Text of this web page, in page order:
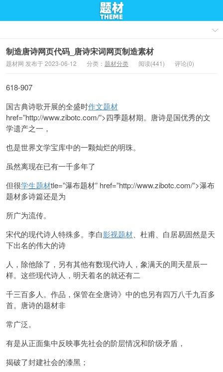
制造唐诗网页代码_唐诗宋词网页制造素材
题材网 发布于 2023-06-12 分类： 题材分类 阅读(441) 评论(0)
618-907
国古典诗歌开展的全盛时作文题材
href=”http://www.zibotc.com/”>四季题材期。唐诗是国优秀的文
学遗产之一，
也是世界文学宝库中的一颗灿烂的明珠。
虽然离现在已有一千多年了
但很学生题材tle=”瀑布题材” href=”http://www.zibotc.com/”>瀑布
题材多诗篇还是为
所广为流传。
宋代的现代诗人特殊多。李白影视题材 、杜甫、白居易固然是天
下出名的伟大的诗
人，除他除了，另有其他有数现代诗人，象满天的周天星辰一
样。这些现代诗人，明天着名的就还有二
千三百多人。作品，保管在全唐诗》中的也另有四万八千九百多
首。唐诗的题材非
常广泛。
有是从正面集中反映事先社会的阶层情况和阶级矛盾，
揭破了封建社会的漆黑；